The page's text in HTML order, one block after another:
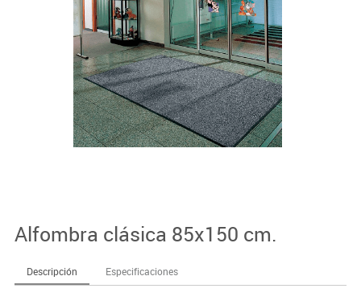
Alfombra clásica 85x150 cm.
Descripción Especificaciones